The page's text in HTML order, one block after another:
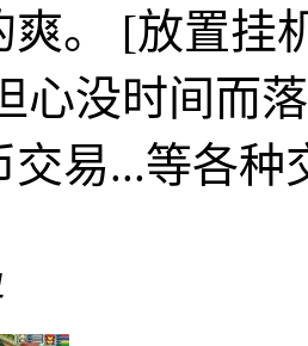
爽。 [放置挂
心没时间而
交易...等各